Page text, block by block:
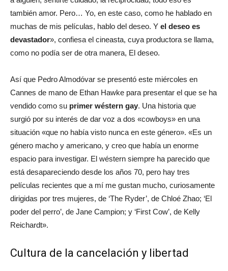
también amor. Pero… Yo, en este caso, como he hablado en
muchas de mis películas, hablo del deseo. Y el deseo es
devastador», confiesa el cineasta, cuya productora se llama,
como no podía ser de otra manera, El deseo.
Así que Pedro Almodóvar se presentó este miércoles en
Cannes de mano de Ethan Hawke para presentar el que se ha
vendido como su primer wéstern gay. Una historia que
surgió por su interés de dar voz a dos «cowboys» en una
situación «que no había visto nunca en este género». «Es un
género macho y americano, y creo que había un enorme
espacio para investigar. El wéstern siempre ha parecido que
está desapareciendo desde los años 70, pero hay tres
películas recientes que a mí me gustan mucho, curiosamente
dirigidas por tres mujeres, de ‘The Ryder’, de Chloé Zhao; ‘El
poder del perro’, de Jane Campion; y ‘First Cow’, de Kelly
Reichardt».
Cultura de la cancelación y libertad